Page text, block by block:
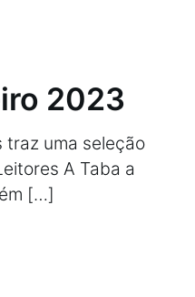
2023
traz uma seleção
A Taba a
[…]